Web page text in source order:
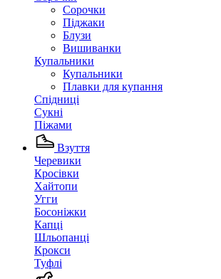
Сорочки
Піджаки
Блузи
Вишиванки
Купальники
Купальники
Плавки для купання
Спідниці
Сукні
Піжами
Взуття
Черевики
Кросівки
Хайтопи
Угги
Босоніжки
Капці
Шльопанці
Крокси
Туфлі